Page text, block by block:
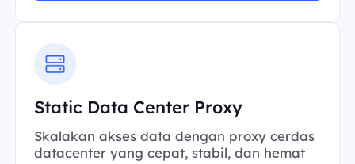
Static Data Center Proxy
Skalakan akses data dengan proxy cerdas
datacenter yang cepat, stabil, dan hemat